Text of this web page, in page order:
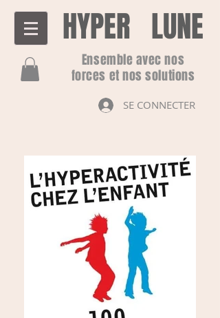
HYPER LUNE
Ensemble avec nos
forces et nos solutions
SE CONNECTER